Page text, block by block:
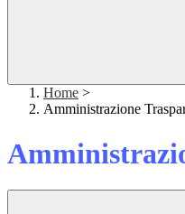
Home >
Amministrazione